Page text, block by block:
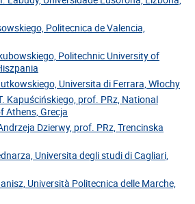
Politecnica de Valencia,
Politechnic University of
Universita di Ferrara, Włochy
Kapuścińskiego, prof. PRz, National
Athens, Grecja
Dzierwy, prof. PRz, Trencinska
Universita degli studi di Cagliari,
Università Politecnica delle Marche,